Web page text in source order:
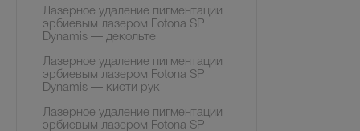
Лазерное удаление пигментации
эрбиевым лазером Fotona SP
Dynamis — декольте
Лазерное удаление пигментации
эрбиевым лазером Fotona SP
Dynamis — кисти рук
Лазерное удаление пигментации
эрбиевым лазером Fotona SP